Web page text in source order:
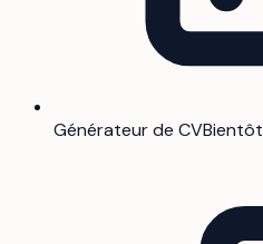
Générateur de CVBientôt